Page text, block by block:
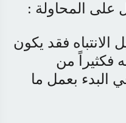
فقد يكون
فكثيراً من
البدء بعمل ما